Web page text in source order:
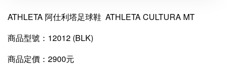
ATHLETA 阿仕利塔足球鞋 ATHLETA CULTURA MT
商品型號：12012 (BLK)
商品定價：2900元